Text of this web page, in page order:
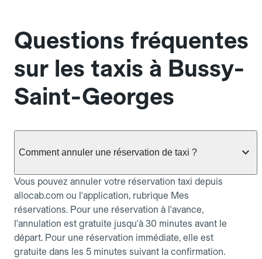
Questions fréquentes
sur les taxis à Bussy-
Saint-Georges
Comment annuler une réservation de taxi ?
Vous pouvez annuler votre réservation taxi depuis
allocab.com ou l'application, rubrique Mes
réservations. Pour une réservation à l'avance,
l'annulation est gratuite jusqu'à 30 minutes avant le
départ. Pour une réservation immédiate, elle est
gratuite dans les 5 minutes suivant la confirmation.